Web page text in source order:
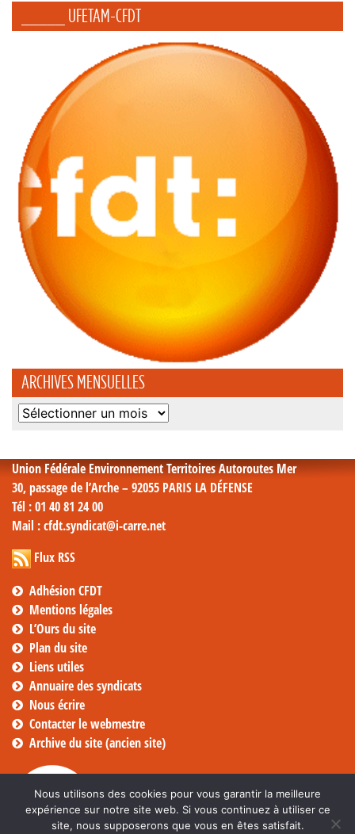
_____ UFETAM-CFDT
ARCHIVES MENSUELLES
Archives
Union Fédérale Environnement Territoires Autoroutes Mer
30, passage de l’Arche – 92055 PARIS LA DÉFENSE
Tél : 01 40 81 24 00
Mail : cfdt.syndicat@i-carre.net
Flux RSS
Adhésion CFDT
Mentions légales
L’Ours du site
Plan du site
Liens utiles
Annuaire des syndicats
Nous écrire
Contacter le webmestre
Archive du site (ancien site)
Nous utilisons des cookies pour vous garantir la meilleure
expérience sur notre site web. Si vous continuez à utiliser ce
site, nous supposerons que vous en êtes satisfait.